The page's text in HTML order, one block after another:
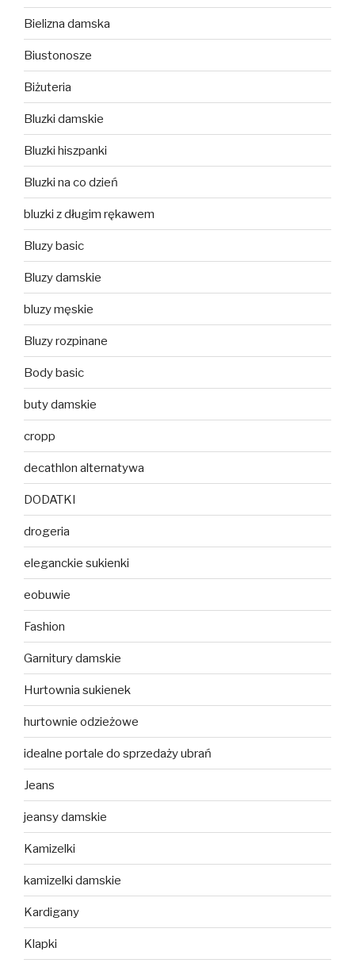
Bielizna damska
Biustonosze
Biżuteria
Bluzki damskie
Bluzki hiszpanki
Bluzki na co dzień
bluzki z długim rękawem
Bluzy basic
Bluzy damskie
bluzy męskie
Bluzy rozpinane
Body basic
buty damskie
cropp
decathlon alternatywa
DODATKI
drogeria
eleganckie sukienki
eobuwie
Fashion
Garnitury damskie
Hurtownia sukienek
hurtownie odzieżowe
idealne portale do sprzedaży ubrań
Jeans
jeansy damskie
Kamizelki
kamizelki damskie
Kardigany
Klapki